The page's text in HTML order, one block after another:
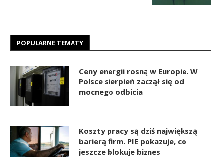
POPULARNE TEMATY
Ceny energii rosną w Europie. W
Polsce sierpień zaczął się od
mocnego odbicia
Koszty pracy są dziś największą
barierą firm. PIE pokazuje, co
jeszcze blokuje biznes